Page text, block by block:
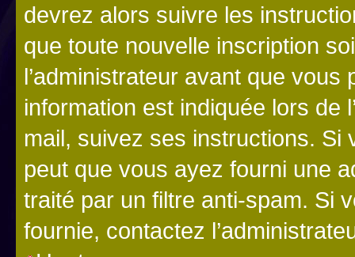
devrez alors suivre les
que toute nouvelle inscription
l’administrateur avant que
information est indiquée lors de
mail, suivez ses instructions. Si
peut que vous ayez fourni une
traité par un filtre anti-spam. Si
fournie, contactez